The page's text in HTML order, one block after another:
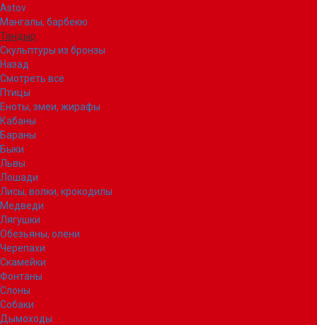
Astov
Мангалы, барбекю
Тандыр
Скульптуры из бронзы
Назад
Смотреть все
Птицы
Еноты, змеи, жирафы
Кабаны
Бараны
Быки
Львы
Лошади
Лисы, волки, крокодилы
Медведи
Лягушки
Обезьяны, олени
Черепахи
Скамейки
Фонтаны
Слоны
Собаки
Дымоходы